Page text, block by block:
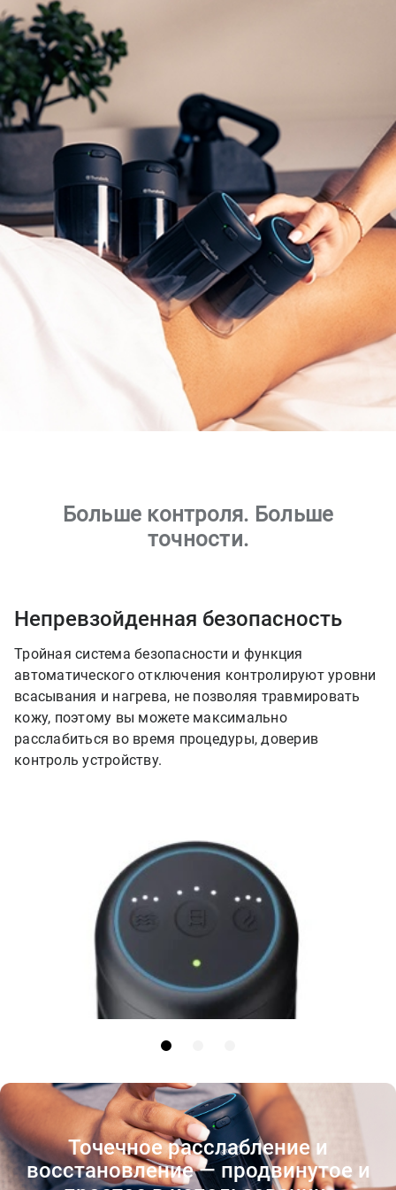
Больше контроля. Больше
точности.
Непревзойденная безопасность
Тройная система безопасности и функция
автоматического отключения контролируют уровни
всасывания и нагрева, не позволяя травмировать
кожу, поэтому вы можете максимально
расслабиться во время процедуры, доверив
контроль устройству.
Точечное расслабление и
восстановление — продвинутое и